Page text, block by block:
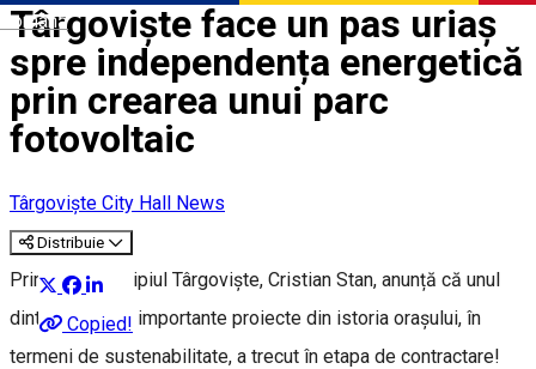
Română
Târgoviște face un pas uriaș
spre independența energetică
prin crearea unui parc
fotovoltaic
Târgoviște City Hall News
Distribuie
Copied!
Primarul municipiul Târgoviște, Cristian Stan, anunță că unul
dintre cele mai importante proiecte din istoria orașului, în
termeni de sustenabilitate, a trecut în etapa de contractare!